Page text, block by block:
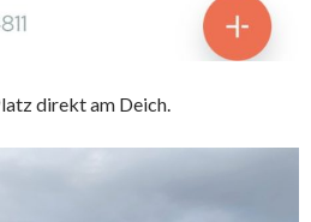
direkt am Deich.